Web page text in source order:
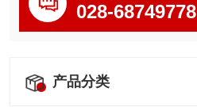
028-68749778
产品分类